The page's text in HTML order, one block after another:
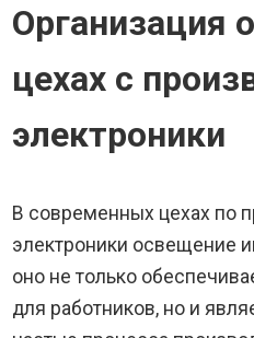
Организация
цехах с
электроники
В современных цехах по
электроники освещение
оно не только
для работников, но и